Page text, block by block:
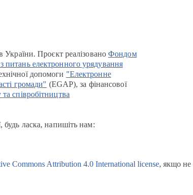
України. Проєкт реалізованоФондом
питань електронного урядування
допомоги "Електронне
громади" (EGAP), за фінансової
співробітництва
будь ласка, напишіть нам:
Commons Attribution 4.0 International license, якщо не